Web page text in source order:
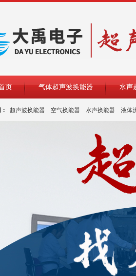
页 气体超声波换能器 水声
超声波换能器 空气换能器 水声换能器 液体